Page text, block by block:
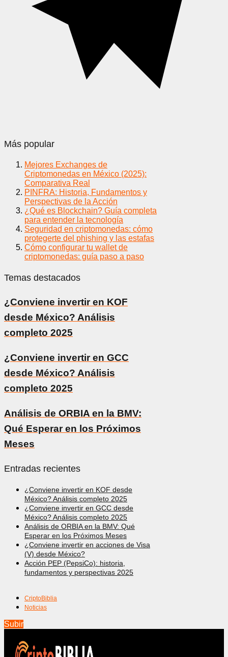
Más popular
Mejores Exchanges de
Criptomonedas en México (2025):
Comparativa Real
PINFRA: Historia, Fundamentos y
Perspectivas de la Acción
¿Qué es Blockchain? Guía completa
para entender la tecnología
Seguridad en criptomonedas: cómo
protegerte del phishing y las estafas
Cómo configurar tu wallet de
criptomonedas: guía paso a paso
Temas destacados
¿Conviene invertir en KOF
desde México? Análisis
completo 2025
¿Conviene invertir en GCC
desde México? Análisis
completo 2025
Análisis de ORBIA en la BMV:
Qué Esperar en los Próximos
Meses
Entradas recientes
¿Conviene invertir en KOF desde
México? Análisis completo 2025
¿Conviene invertir en GCC desde
México? Análisis completo 2025
Análisis de ORBIA en la BMV: Qué
Esperar en los Próximos Meses
¿Conviene invertir en acciones de Visa
(V) desde México?
Acción PEP (PepsiCo): historia,
fundamentos y perspectivas 2025
CriptoBiblia
Noticias
Subir